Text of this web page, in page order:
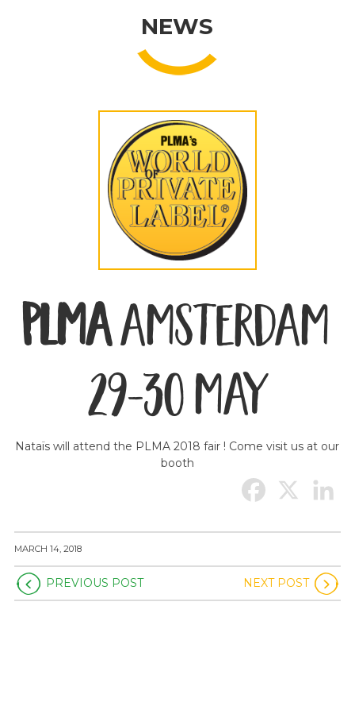
NEWS
PLMAAMSTERDAM
29-30 MAY
Nataïs will attend the PLMA 2018 fair ! Come visit us at our
booth
MARCH 14, 2018
PREVIOUS POST NEXT POST